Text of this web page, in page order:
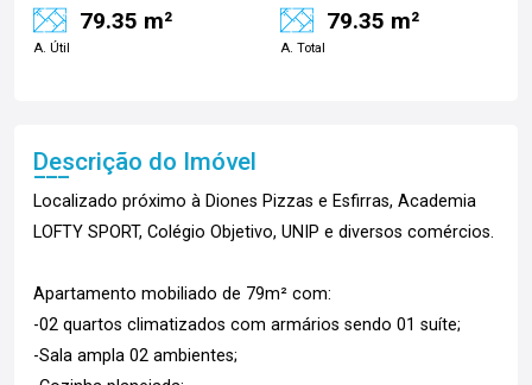
79.35 m²
A. Útil
79.35 m²
A. Total
Descrição do Imóvel
Localizado próximo à Diones Pizzas e Esfirras, Academia
LOFTY SPORT, Colégio Objetivo, UNIP e diversos comércios.
Apartamento mobiliado de 79m² com:
-02 quartos climatizados com armários sendo 01 suíte;
-Sala ampla 02 ambientes;